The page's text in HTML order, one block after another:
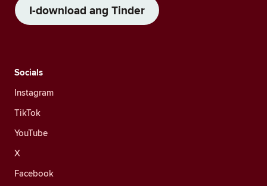
I-download ang Tinder
Socials
Instagram
TikTok
YouTube
X
Facebook